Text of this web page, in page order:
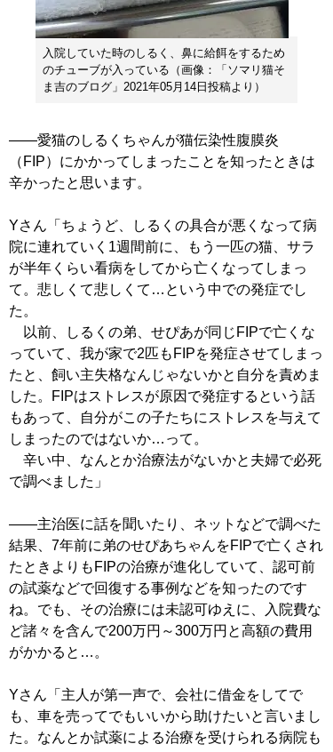
入院していた時のしるく、鼻に給餌をするため
のチューブが入っている（画像：「ソマリ猫そ
ま吉のブログ」2021年05月14日投稿より）
――愛猫のしるくちゃんが猫伝染性腹膜炎
（FIP）にかかってしまったことを知ったときは
辛かったと思います。
Yさん「ちょうど、しるくの具合が悪くなって病
院に連れていく1週間前に、もう一匹の猫、サラ
が半年くらい看病をしてから亡くなってしまっ
て。悲しくて悲しくて…という中での発症でし
た。
以前、しるくの弟、せぴあが同じFIPで亡くな
っていて、我が家で2匹もFIPを発症させてしまっ
たと、飼い主失格なんじゃないかと自分を責めま
した。FIPはストレスが原因で発症するという話
もあって、自分がこの子たちにストレスを与えて
しまったのではないか…って。
辛い中、なんとか治療法がないかと夫婦で必死
で調べました」
――主治医に話を聞いたり、ネットなどで調べた
結果、7年前に弟のせぴあちゃんをFIPで亡くされ
たときよりもFIPの治療が進化していて、認可前
の試薬などで回復する事例などを知ったのです
ね。でも、その治療には未認可ゆえに、入院費な
ど諸々を含んで200万円～300万円と高額の費用
がかかると…。
Yさん「主人が第一声で、会社に借金をしてで
も、車を売ってでもいいから助けたいと言いまし
た。なんとか試薬による治療を受けられる病院も